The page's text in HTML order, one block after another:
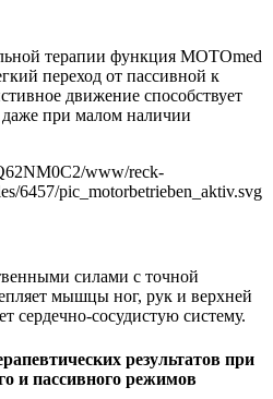
терапии функция MOTOmed
переход от пассивной к
движение способствует
при малом наличии
силами с точной
мышцы ног, рук и верхней
сердечно-сосудистую систему.
результатов при
и пассивного режимов